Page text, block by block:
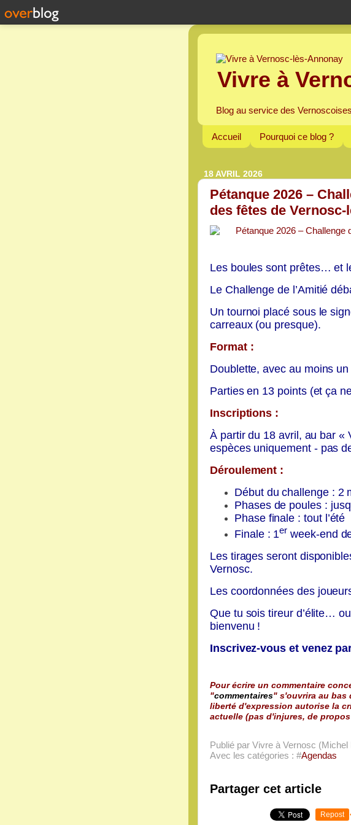
Vivre à
Blog au service des
Accueil Pourquoi ce blog ?
18 AVRIL 2026
Pétanque 2026 –
des fêtes de
Les boules sont prêtes… et
Le Challenge de l’Amitié
Un tournoi placé sous le
carreaux (ou presque).
Format :
Doublette, avec au moins
Parties en 13 points (et ça
Inscriptions :
À partir du 18 avril, au bar «
espèces uniquement - pas
Déroulement :
Début du challenge : 2
Phases de poules :
Phase finale : tout l’été
Finale : 1er week-end
Les tirages seront
Vernosc.
Les coordonnées des
Que tu sois tireur d’élite…
bienvenu !
Inscrivez-vous et venez
Pour écrire un commentaire
"commentaires" s'ouvrira au bas
liberté d'expression autorise la
actuelle (pas d'injures, de
Publié par Vivre à Vernosc (Michel
Avec les catégories : #Agendas
Partager cet article
Repost